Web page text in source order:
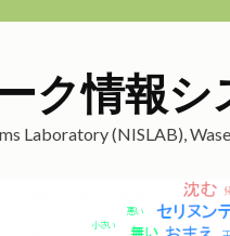
ク情報
Laboratory (NISLAB),